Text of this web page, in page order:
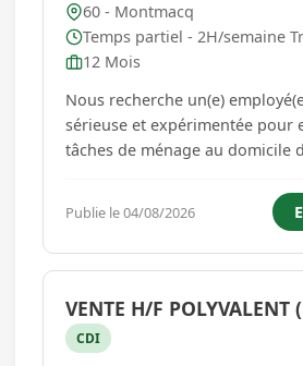
60 - Montmacq
Temps partiel - 2H/semaine
12 Mois
Nous recherche un(e)
sérieuse et expérimentée pour
tâches de ménage au domicile
Montmacq une mission de 2h
en attente...
Publie le 04/08/2026
VENTE H/F POLYVALENT
CDI